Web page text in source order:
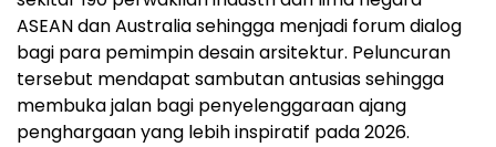
ASEAN danAustraliasehingga menjadi forum dialog
bagi para pemimpin desain arsitektur. Peluncuran
tersebut mendapat sambutan antusias sehingga
membuka jalan bagi penyelenggaraan ajang
penghargaan yang lebih inspiratif pada 2026.